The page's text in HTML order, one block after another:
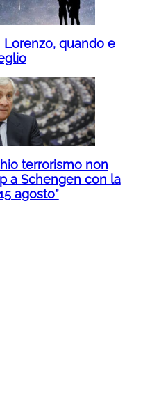
quando e
terrorismo non
a Schengen con la
agosto”